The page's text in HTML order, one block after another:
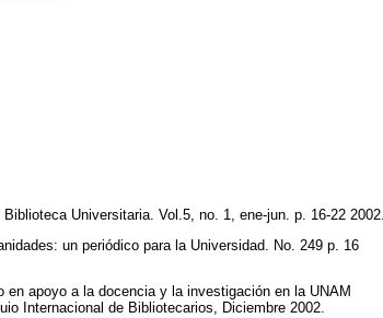
Universitaria. Vol.5, no. 1, ene-jun. p. 16-22 2002.
un periódico para la Universidad. No. 249 p. 16
apoyo a la docencia y la investigación en la UNAM
Internacional de Bibliotecarios, Diciembre 2002.